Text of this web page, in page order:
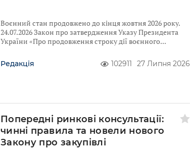
Воєнний стан продовжено до кінця жовтня 2026 року.
24.07.2026 Закон про затвердження Указу Президента
України «Про продовження строку дії воєнного
Редакція 102911 27 Липня 2026
Попередні ринкові консультації:
чинні правила та новели нового
Закону про закупівлі